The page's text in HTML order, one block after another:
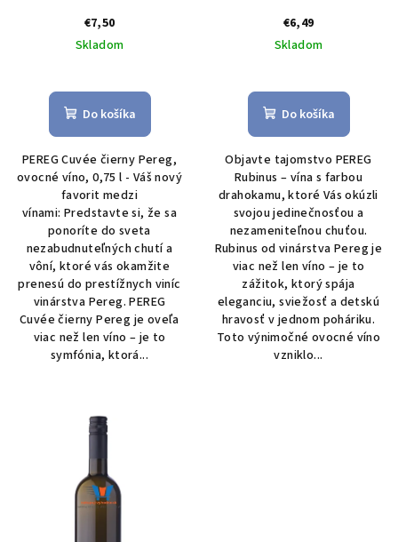
€7,50
Skladom
Do košíka
PEREG Cuvée čierny Pereg,
ovocné víno, 0,75 l - Váš nový
favorit medzi
vínami: Predstavte si, že sa
ponoríte do sveta
nezabudnuteľných chutí a
vôní, ktoré vás okamžite
prenesú do prestížnych viníc
vinárstva Pereg. PEREG
Cuvée čierny Pereg je oveľa
viac než len víno – je to
symfónia, ktorá...
€6,49
Skladom
Do košíka
Objavte tajomstvo PEREG
Rubinus – vína s farbou
drahokamu, ktoré Vás okúzli
svojou jedinečnosťou a
nezameniteľnou chuťou.
Rubinus od vinárstva Pereg je
viac než len víno – je to
zážitok, ktorý spája
eleganciu, sviežosť a detskú
hravosť v jednom poháriku.
Toto výnimočné ovocné víno
vzniklo...